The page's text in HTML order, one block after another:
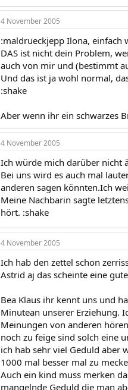
4 November 2005
:maldrueckjepp Ilona, einfach
DAS ist nicht dein Problem,
auch von mir und (bestimmt
Und das ist ja wohl normal,
:shake
Aber wenn ihr ein schwarzes
4 November 2005
Ich würde mich darüber nicht
Bei uns wird es auch mal
anderen sagen könnten.Ich
Meine Nachbarin sagte
hört. :shake
4 November 2005
Ich hab den zettel schon
Astrid aj das scheinte eine
Bea Klaus ihr kennt uns und
Minutean unserer Erziehung.
Meinungen von anderen
noch zu feige sind solch eine
ich hab sehr viel Geduld aber
1000 mal besser mal zu
Auch ein kind muss merken
mangelnde Geduld die man